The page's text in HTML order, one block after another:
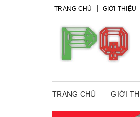
TRANG CHỦ GIỚI THIỆU
TRANG CHỦ GIỚI